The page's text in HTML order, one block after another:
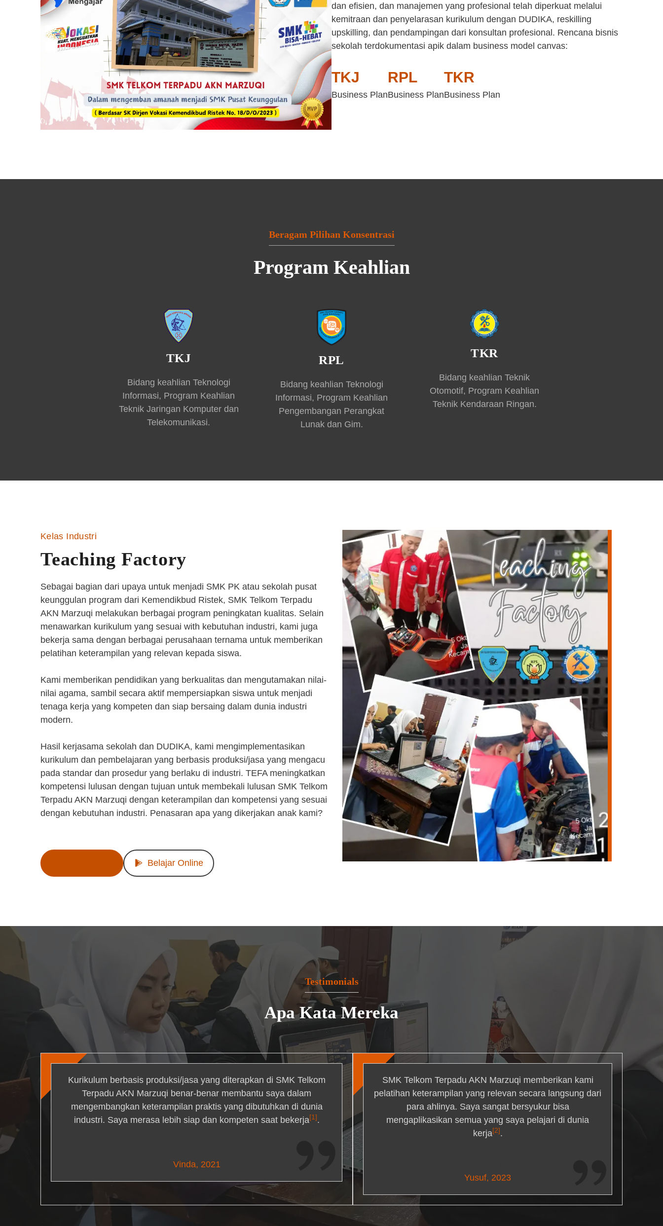
dan efisien, dan manajemen yang profesional telah diperkuat melalui
kemitraan dan penyelarasan kurikulum dengan DUDIKA, reskilling
upskilling, dan pendampingan dari konsultan profesional. Rencana bisnis
sekolah terdokumentasi apik dalam business model canvas:
TKJ
Business Plan
RPL
Business Plan
TKR
Business Plan
Beragam Pilihan Konsentrasi
Program Keahlian
TKJ
Bidang keahlian Teknologi
Informasi, Program Keahlian
Teknik Jaringan Komputer dan
Telekomunikasi.
RPL
Bidang keahlian Teknologi
Informasi, Program Keahlian
Pengembangan Perangkat
Lunak dan Gim.
TKR
Bidang keahlian Teknik
Otomotif, Program Keahlian
Teknik Kendaraan Ringan.
Kelas Industri
Teaching Factory
Sebagai bagian dari upaya untuk menjadi SMK PK atau sekolah pusat
keunggulan program dari Kemendikbud Ristek, SMK Telkom Terpadu
AKN Marzuqi melakukan berbagai program peningkatan kualitas. Selain
menawarkan kurikulum yang sesuai with kebutuhan industri, kami juga
bekerja sama dengan berbagai perusahaan ternama untuk memberikan
pelatihan keterampilan yang relevan kepada siswa.
Kami memberikan pendidikan yang berkualitas dan mengutamakan nilai-
nilai agama, sambil secara aktif mempersiapkan siswa untuk menjadi
tenaga kerja yang kompeten dan siap bersaing dalam dunia industri
modern.
Hasil kerjasama sekolah dan DUDIKA, kami mengimplementasikan
kurikulum dan pembelajaran yang berbasis produksi/jasa yang mengacu
pada standar dan prosedur yang berlaku di industri. TEFA meningkatkan
kompetensi lulusan dengan tujuan untuk membekali lulusan SMK Telkom
Terpadu AKN Marzuqi dengan keterampilan dan kompetensi yang sesuai
dengan kebutuhan industri. Penasaran apa yang dikerjakan anak kami?
Belajar Online
Testimonials
Apa Kata Mereka
Kurikulum berbasis produksi/jasa yang diterapkan di SMK Telkom
Terpadu AKN Marzuqi benar-benar membantu saya dalam
mengembangkan keterampilan praktis yang dibutuhkan di dunia
industri. Saya merasa lebih siap dan kompeten saat bekerja[1].
Vinda, 2021
SMK Telkom Terpadu AKN Marzuqi memberikan kami
pelatihan keterampilan yang relevan secara langsung dari
para ahlinya. Saya sangat bersyukur bisa
mengaplikasikan semua yang saya pelajari di dunia
kerja[2].
Yusuf, 2023